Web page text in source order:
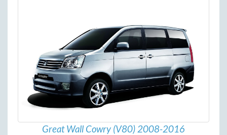
Great Wall Cowry (V80) 2008-2016